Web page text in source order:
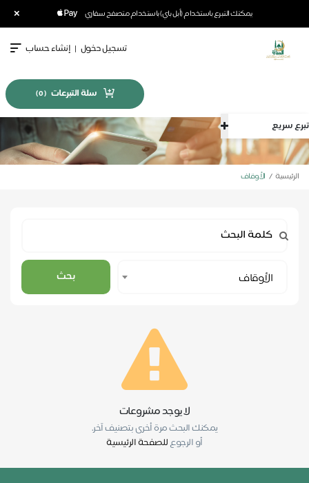
يمكنك التبرع باستخدام (أبل باي) باستخدام متصفح سفاري ×
تبرع سريع
تسجيل دخول | إنشاء حساب
سلة التبرعات (
0
)
الرئيسية الأوقاف
Category
الأوقاف بحث
لا يوجد مشروعات
يمكنك البحث مرة أخرى بتصنيف آخر.
أو الرجوعللصفحة الرئيسية